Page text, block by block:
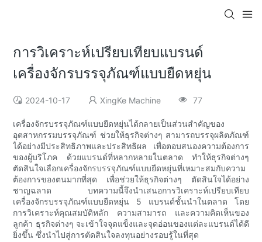
การวิเคราะห์เปรียบเทียบแบรนด์
เครื่องจักรบรรจุภัณฑ์แบบยืดหยุ่น
2024-10-17 XingKe Machine 77
เครื่องจักรบรรจุภัณฑ์แบบยืดหยุ่นได้กลายเป็นส่วนสำคัญของ
อุตสาหกรรมบรรจุภัณฑ์ ช่วยให้ธุรกิจต่างๆ สามารถบรรจุผลิตภัณฑ์
ได้อย่างมีประสิทธิภาพและประสิทธิผล เพื่อตอบสนองความต้องการ
ของผู้บริโภค ด้วยแบรนด์ที่หลากหลายในตลาด ทำให้ธุรกิจต่างๆ
ตัดสินใจเลือกเครื่องจักรบรรจุภัณฑ์แบบยืดหยุ่นที่เหมาะสมกับความ
ต้องการของตนมากที่สุด เพื่อช่วยให้ธุรกิจต่างๆ ตัดสินใจได้อย่าง
ชาญฉลาด บทความนี้จึงนำเสนอการวิเคราะห์เปรียบเทียบ
เครื่องจักรบรรจุภัณฑ์แบบยืดหยุ่น 5 แบรนด์ชั้นนำในตลาด โดย
การวิเคราะห์คุณสมบัติหลัก ความสามารถ และความคิดเห็นของ
ลูกค้า ธุรกิจต่างๆ จะเข้าใจจุดแข็งและจุดอ่อนของแต่ละแบรนด์ได้ดี
ยิ่งขึ้น ซึ่งนำไปสู่การตัดสินใจลงทุนอย่างรอบรู้ในที่สุด